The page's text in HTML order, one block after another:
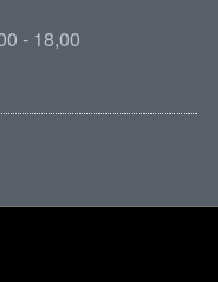
- 18,00